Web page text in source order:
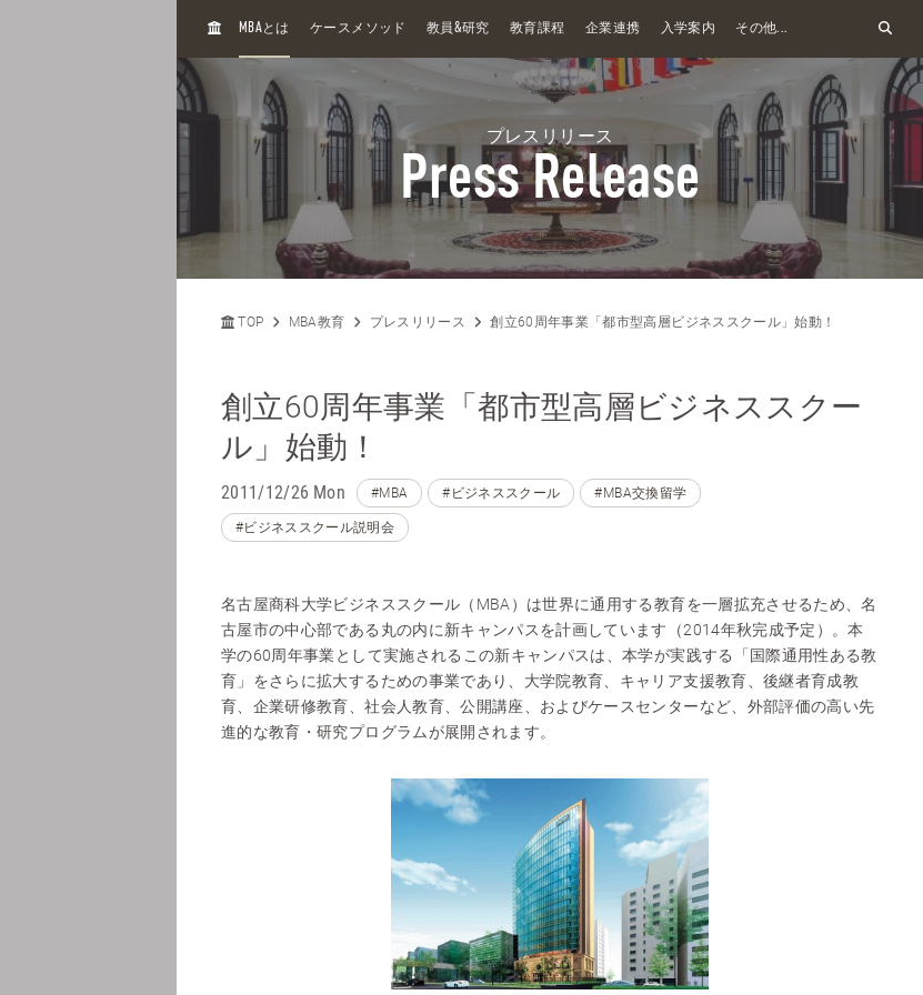
H
MBAとは ケースメソッド 教員&研究 教育課程 企業連携 入学案内 その他...
プレスリリース
Press Release
TOP MBA教育 プレスリリース 創立60周年事業「都市型高層ビジネススクール」始動！
創立60周年事業「都市型高層ビジネススクー
ル」始動！
2011/12/26 Mon #MBA #ビジネススクール #MBA交換留学
#ビジネススクール説明会
名古屋商科大学ビジネススクール（MBA）は世界に通用する教育を一層拡充させるため、名
古屋市の中心部である丸の内に新キャンパスを計画しています（2014年秋完成予定）。本
学の60周年事業として実施されるこの新キャンパスは、本学が実践する「国際通用性ある教
育」をさらに拡大するための事業であり、大学院教育、キャリア支援教育、後継者育成教
育、企業研修教育、社会人教育、公開講座、およびケースセンターなど、外部評価の高い先
進的な教育・研究プログラムが展開されます。